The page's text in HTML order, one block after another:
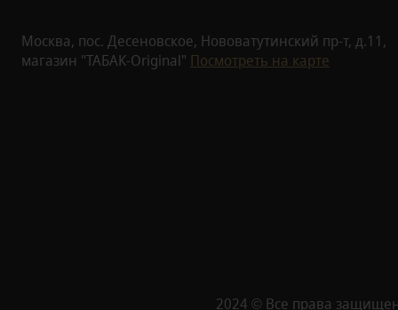
Москва, пос. Десеновское, Нововатутинский пр-т, д.11,
магазин "ТАБАК-Original" Посмотреть на карте
2024 © Все права